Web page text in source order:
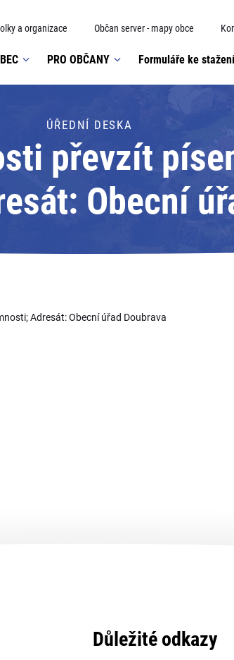
a organizace Občan server - mapy obce
PRO OBČANY Formuláře ke stažení
ÚŘEDNÍ DESKA
převzít
Obecní
Adresát: Obecní úřad Doubrava
Důležité odkazy